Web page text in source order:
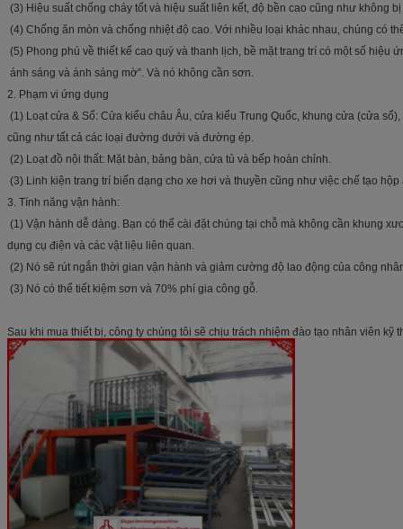
(3) Hiệu suất chống cháy tốt và hiệu suất liên kết, độ bền cao cũng như không
(4) Chống ăn mòn và chống nhiệt độ cao. Với nhiều loại khác nhau, chúng có
(5) Phong phú về thiết kế cao quý và thanh lịch, bề mặt trang trí có một số hiệu
ánh sáng và ánh sáng mờ”. Và nó không cần sơn.
2. Phạm vi ứng dụng
(1) Loạt cửa & Sổ: Cửa kiểu châu Âu, cửa kiểu Trung Quốc, khung cửa (cửa
cũng như tất cả các loại đường dưới và đường ép.
(2) Loạt đồ nội thất: Mặt bàn, bảng bàn, cửa tủ và bếp hoàn chỉnh.
(3) Linh kiện trang trí biến dạng cho xe hơi và thuyền cũng như việc chế tạo hộp
3. Tính năng vận hành:
(1) Vận hành dễ dàng. Bạn có thể cài đặt chúng tại chỗ mà không cần khung
dụng cụ điện và các vật liệu liên quan.
(2) Nó sẽ rút ngắn thời gian vận hành và giảm cường độ lao động của công
(3) Nó có thể tiết kiệm sơn và 70% phí gia công gỗ.
Sau khi mua thiết bị, công ty chúng tôi sẽ chịu trách nhiệm đào tạo nhân viên kỹ